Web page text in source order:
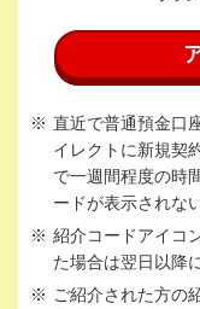
直近で普通預金口
イレクトに新規契
で一週間程度の時
ードが表示されな
紹介コードアイコ
た場合は翌日以降
ご紹介された方の